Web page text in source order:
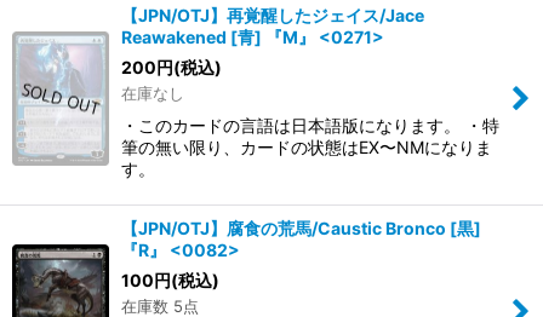
【JPN/OTJ】再覚醒したジェイス/Jace
Reawakened [青] 『M』 <0271>
200円(税込)
在庫なし
・このカードの言語は日本語版になります。 ・特
筆の無い限り、カードの状態はEX〜NMになりま
す。
【JPN/OTJ】腐食の荒馬/Caustic Bronco [黒]
『R』 <0082>
100円(税込)
在庫数 5点